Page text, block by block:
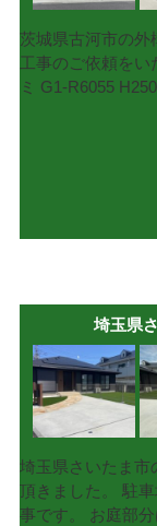
茨城県古河市の外
工事のご依頼をい
ミ G1-R6055
埼玉県
埼玉県さいたま市
頂きました。 駐
事です。 お庭部